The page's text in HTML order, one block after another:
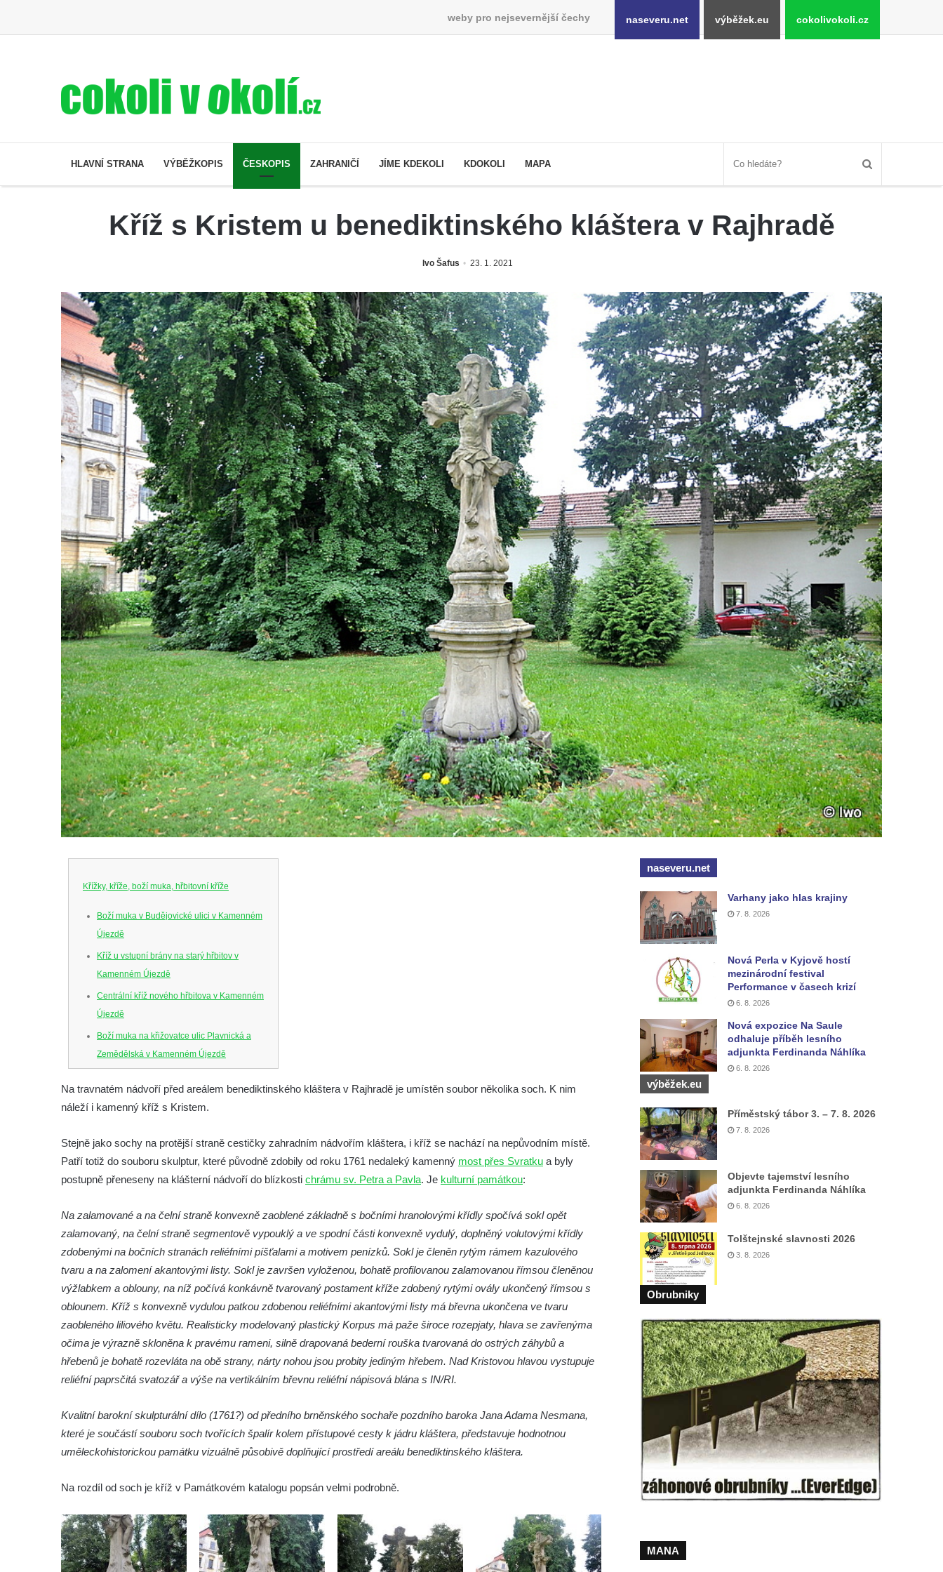
weby pro nejsevernější čechy naseveru.net výběžek.eu cokolivokoli.cz
HLAVNÍ STRANA VÝBĚŽKOPIS ČESKOPIS ZAHRANIČÍ JÍME KDEKOLI KDOKOLI MAPA
Kříž s Kristem u benediktinského kláštera v Rajhradě
Ivo Šafus 23. 1. 2021
Křížky, kříže, boží muka, hřbitovní kříže
Boží muka v Budějovické ulici v Kamenném
Újezdě
Kříž u vstupní brány na starý hřbitov v
Kamenném Újezdě
Centrální kříž nového hřbitova v Kamenném
Újezdě
Boží muka na křižovatce ulic Plavnická a
Zemědělská v Kamenném Újezdě
v Kamenném Újezdě
Kříž na křižovatce ulic 5. května a Dělnická
Kříž v Dělnické ulici v Kamenném Újezdě
Boží muka na křižovatce ulic Latrán a K
Centrální kříž hřbitova ve Velešíně
Kříž u kostela svatého Václava ve Velešíně
Kříž na zahradě domu čp. 127 v Římově
Kříž u fary v Římově
Kříž u lípy Jana Gurreho v Římově
Boží muka u hřbitova v Římově
Centrální kříž hřbitova v Římově
Kříž poblíž domu čp. 169 v Plavu
Kříž na návsi v Plavu
Boží muka v Plavu
Kříž na rozcestí u domu čp. 283 v Dolním
Podluží
Görnerův kříž u silnice č. 264 v Dolním
Na travnatém nádvoří před areálem benediktinského kláštera v Rajhradě je umístěn soubor několika soch. K nim
náleží i kamenný kříž s Kristem.
Stejně jako sochy na protější straně cestičky zahradním nádvořím kláštera, i kříž se nachází na nepůvodním místě.
Patří totiž do souboru skulptur, které původně zdobily od roku 1761 nedaleký kamenný most přes Svratku a byly
postupně přeneseny na klášterní nádvoří do blízkosti chrámu sv. Petra a Pavla. Je kulturní památkou:
Na zalamované a na čelní straně konvexně zaoblené základně s bočními hranolovými křídly spočívá sokl opět
zalamovaný, na čelní straně segmentově vypouklý a ve spodní části konvexně vydulý, doplněný volutovými křídly
zdobenými na bočních stranách reliéfními píšťalami a motivem penízků. Sokl je členěn rytým rámem kazulového
tvaru a na zalomení akantovými listy. Sokl je završen vyloženou, bohatě profilovanou zalamovanou římsou členěnou
výžlabkem a oblouny, na níž počívá konkávně tvarovaný postament kříže zdobený rytými ovály ukončený římsou s
oblounem. Kříž s konvexně vydulou patkou zdobenou reliéfními akantovými listy má břevna ukončena ve tvaru
zaobleného liliového květu. Realisticky modelovaný plastický Korpus má paže široce rozepjaty, hlava se zavřenýma
očima je výrazně skloněna k pravému rameni, silně drapovaná bederní rouška tvarovaná do ostrých záhybů a
hřebenů je bohatě rozevláta na obě strany, nárty nohou jsou probity jediným hřebem. Nad Kristovou hlavou vystupuje
reliéfní paprsčitá svatozář a výše na vertikálním břevnu reliéfní nápisová blána s IN/RI.
Kvalitní barokní skulpturální dílo (1761?) od předního brněnského sochaře pozdního baroka Jana Adama Nesmana,
které je součástí souboru soch tvořících špalír kolem přístupové cesty k jádru kláštera, představuje hodnotnou
uměleckohistorickou památku vizuálně působivě doplňující prostředí areálu benediktinského kláštera.
Na rozdíl od soch je kříž v Památkovém katalogu popsán velmi podrobně.
naseveru.net
Varhany jako hlas krajiny
7. 8. 2026
Nová Perla v Kyjově hostí
mezinárodní festival
Performance v časech krizí
6. 8. 2026
Nová expozice Na Saule
odhaluje příběh lesního
adjunkta Ferdinanda Náhlíka
6. 8. 2026
výběžek.eu
Příměstský tábor 3. – 7. 8. 2026
7. 8. 2026
Objevte tajemství lesního
adjunkta Ferdinanda Náhlíka
6. 8. 2026
Tolštejnské slavnosti 2026
3. 8. 2026
Obrubniky
MANA